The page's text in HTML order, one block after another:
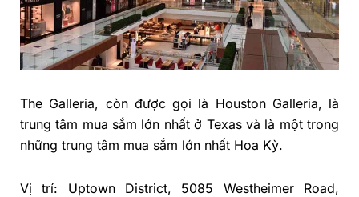
The Galleria, còn được gọi là Houston Galleria, là
trung tâm mua sắm lớn nhất ở Texas và là một trong
những trung tâm mua sắm lớn nhất Hoa Kỳ.
Vị trí: Uptown District, 5085 Westheimer Road,